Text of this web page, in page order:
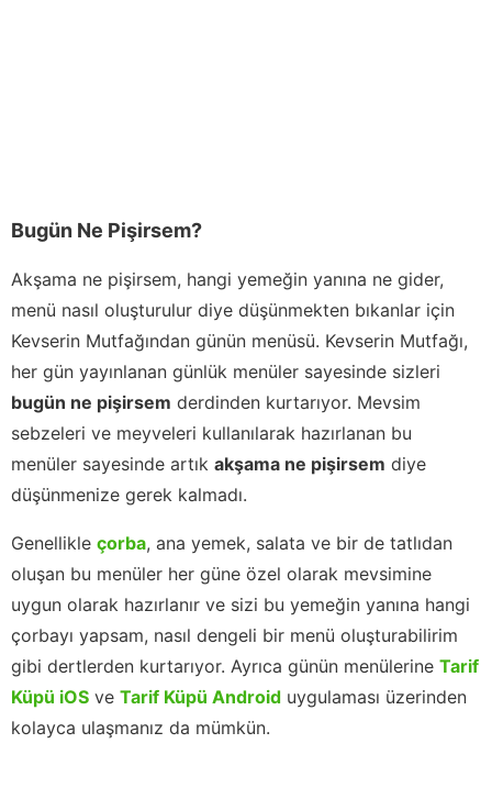
Bugün Ne Pişirsem?
Akşama ne pişirsem, hangi yemeğin yanına ne gider,
menü nasıl oluşturulur diye düşünmekten bıkanlar için
Kevserin Mutfağından günün menüsü. Kevserin Mutfağı,
her gün yayınlanan günlük menüler sayesinde sizleri
bugün ne pişirsem derdinden kurtarıyor. Mevsim
sebzeleri ve meyveleri kullanılarak hazırlanan bu
menüler sayesinde artık akşama ne pişirsem diye
düşünmenize gerek kalmadı.
Genellikle çorba, ana yemek, salata ve bir de tatlıdan
oluşan bu menüler her güne özel olarak mevsimine
uygun olarak hazırlanır ve sizi bu yemeğin yanına hangi
çorbayı yapsam, nasıl dengeli bir menü oluşturabilirim
gibi dertlerden kurtarıyor. Ayrıca günün menülerine Tarif
Küpü iOS ve Tarif Küpü Android uygulaması üzerinden
kolayca ulaşmanız da mümkün.